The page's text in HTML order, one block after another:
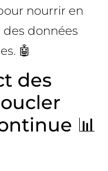
nourrir en
données
🤖
des
📊